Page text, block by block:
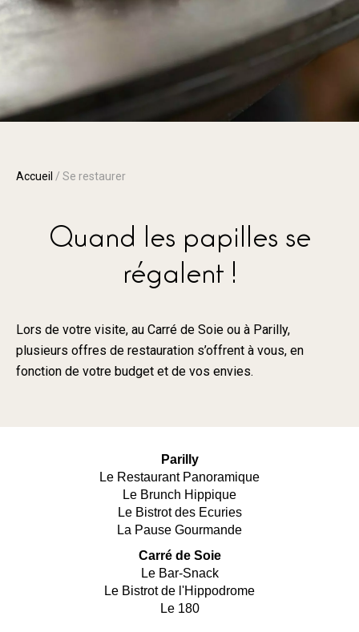
Accueil / Se restaurer
Quand les papilles se
régalent !
Lors de votre visite, au Carré de Soie ou à Parilly,
plusieurs offres de restauration s’offrent à vous, en
fonction de votre budget et de vos envies.
Parilly
Le Restaurant Panoramique
Le Brunch Hippique
Le Bistrot des Ecuries
La Pause Gourmande
Carré de Soie
Le Bar-Snack
Le Bistrot de l'Hippodrome
Le 180